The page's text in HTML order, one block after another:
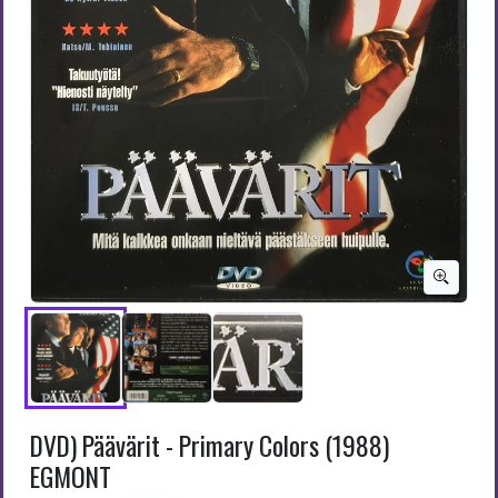
DVD) Päävärit - Primary Colors (1988)
EGMONT